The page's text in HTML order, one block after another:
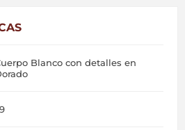
Blanco con detalles en